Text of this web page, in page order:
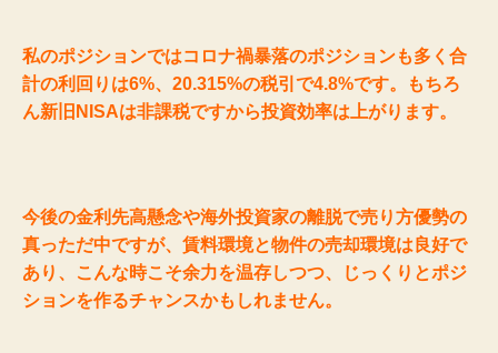
私のポジションではコロナ禍暴落のポジションも多く合
計の利回りは6%、20.315%の税引で4.8%です。もちろ
ん新旧NISAは非課税ですから投資効率は上がります。
今後の金利先高懸念や海外投資家の離脱で売り方優勢の
真っただ中ですが、賃料環境と物件の売却環境は良好で
あり、こんな時こそ余力を温存しつつ、じっくりとポジ
ションを作るチャンスかもしれません。